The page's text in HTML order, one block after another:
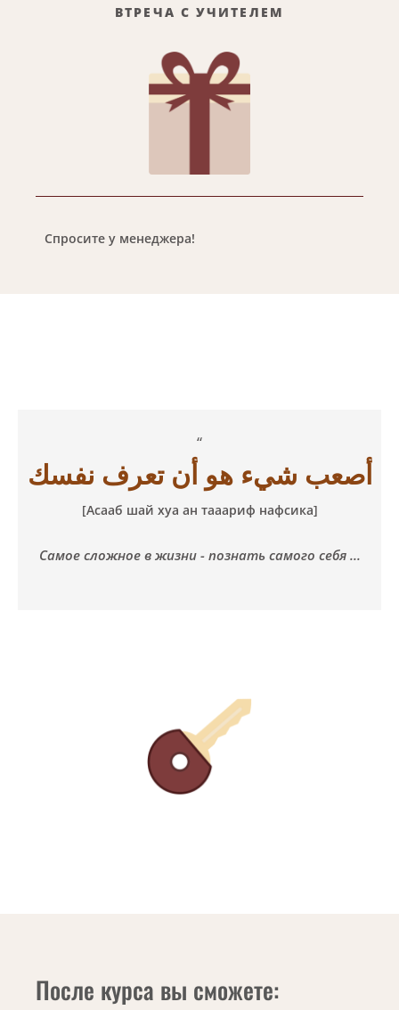
ВТРЕЧА С УЧИТЕЛЕМ
Спросите у менеджера!
“
أصعب شيء هو أن تعرف نفسك
[Асааб шай хуа ан тааариф нафсика]
Самое сложное в жизни - познать самого себя ...
После курса вы сможете: